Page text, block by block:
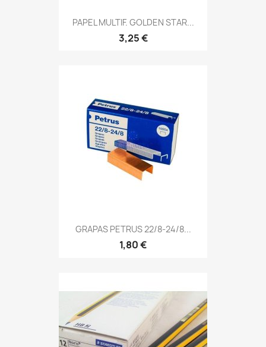
PAPEL MULTIF. GOLDEN STAR...
3,25 €
GRAPAS PETRUS 22/8-24/8...
1,80 €